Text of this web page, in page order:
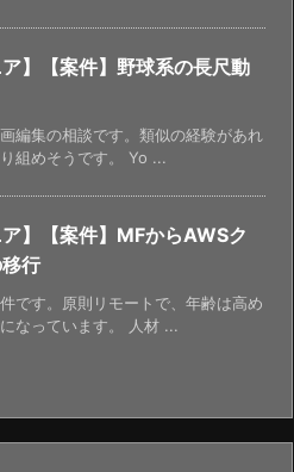
ア】【案件】野球系の長尺動
編集の相談です。類似の経験があれ
組めそうです。 Yo ...
ア】【案件】MFからAWSク
行
です。原則リモートで、年齢は高め
なっています。 人材 ...